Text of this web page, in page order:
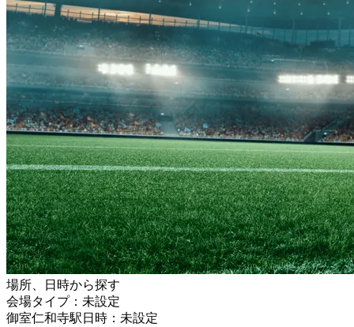
場所、日時から探す
会場タイプ：未設定
御室仁和寺駅日時：未設定